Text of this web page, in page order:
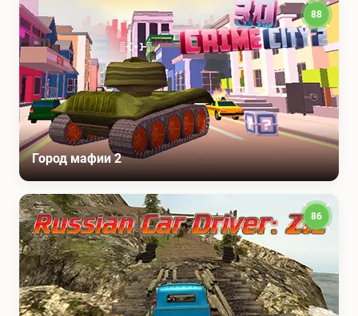
Город мафии 2
88
86